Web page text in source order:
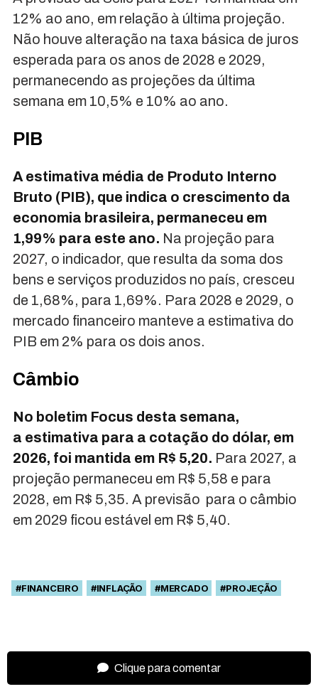
12% ao ano, em relação à última projeção.
Não houve alteração na taxa básica de juros
esperada para os anos de 2028 e 2029,
permanecendo as projeções da última
semana em 10,5% e 10% ao ano.
PIB
A estimativa média de Produto Interno
Bruto (PIB), que indica o crescimento da
economia brasileira, permaneceu em
1,99% para este ano. Na projeção para
2027, o indicador, que resulta da soma dos
bens e serviços produzidos no país, cresceu
de 1,68%, para 1,69%. Para 2028 e 2029, o
mercado financeiro manteve a estimativa do
PIB em 2% para os dois anos.
Câmbio
No boletim Focus desta semana,
a estimativa para a cotação do dólar, em
2026, foi mantida em R$ 5,20. Para 2027, a
projeção permaneceu em R$ 5,58 e para
2028, em R$ 5,35. A previsão para o câmbio
em 2029 ficou estável em R$ 5,40.
#FINANCEIRO #INFLAÇÃO #MERCADO #PROJEÇÃO
Clique para comentar